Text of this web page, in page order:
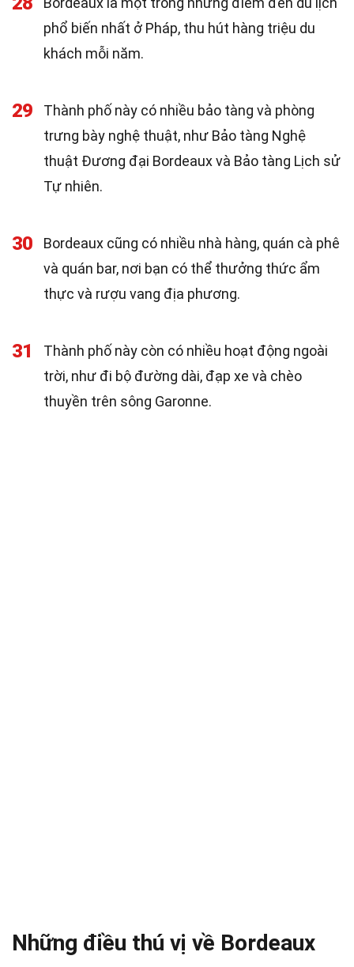
phổ biến nhất ở Pháp, thu hút hàng triệu du
khách mỗi năm.
29
Thành phố này có nhiều bảo tàng và phòng
trưng bày nghệ thuật, như Bảo tàng Nghệ
thuật Đương đại Bordeaux và Bảo tàng Lịch sử
Tự nhiên.
30
Bordeaux cũng có nhiều nhà hàng, quán cà phê
và quán bar, nơi bạn có thể thưởng thức ẩm
thực và rượu vang địa phương.
31
Thành phố này còn có nhiều hoạt động ngoài
trời, như đi bộ đường dài, đạp xe và chèo
thuyền trên sông Garonne.
Những điều thú vị về Bordeaux